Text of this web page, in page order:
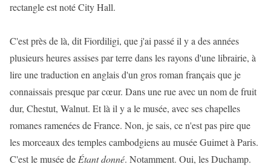
rectangle est noté City Hall.
C'est près de là, dit Fiordiligi, que j'ai passé il y a des années
plusieurs heures assises par terre dans les rayons d'une librairie, à
lire une traduction en anglais d'un gros roman français que je
connaissais presque par cœur. Dans une rue avec un nom de fruit
dur, Chestut, Walnut. Et là il y a le musée, avec ses chapelles
romanes ramenées de France. Non, je sais, ce n'est pas pire que
les morceaux des temples cambodgiens au musée Guimet à Paris.
C'est le musée de Étant donné. Notamment. Oui, les Duchamp.